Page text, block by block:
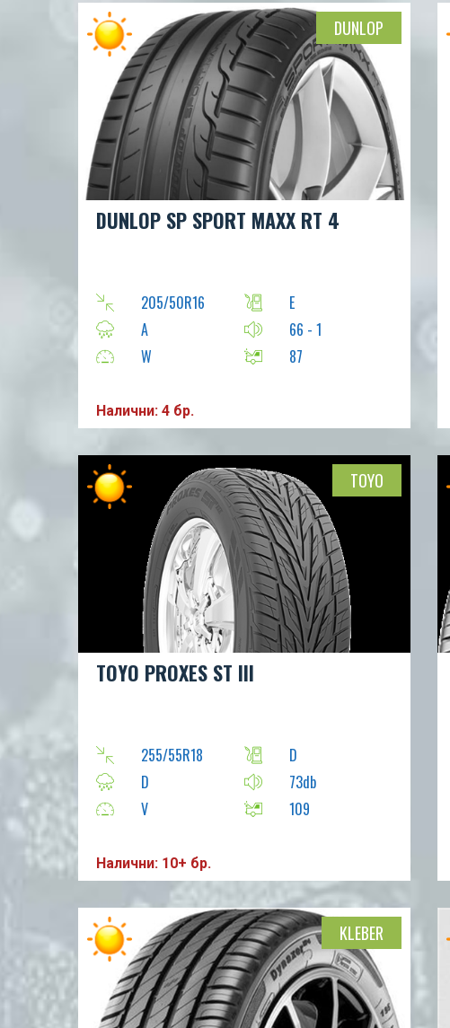
DUNLOP SP SPORT MAXX RT 4
205/50R16
E
A
66 - 1
W
87
Налични: 4 бр.
DUNLOP
TOYO PROXES ST III
255/55R18
D
D
73db
V
109
Налични: 10+ бр.
TOYO
KLEBER